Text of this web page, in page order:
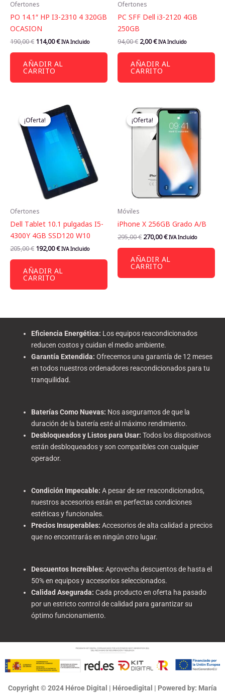
Ofertones
PO 14.1″ HP I3-2310 4 320GB
OCASION
190,00€ 114,00€ IVA Incluido
AÑADIR AL
CARRITO
Ofertones
PC SFF Dell i3-2120 4GB
250GB
94,00€ 2,00€ IVA Incluido
AÑADIR AL
CARRITO
¡Oferta!
¡Oferta!
Ofertones
Dell Tablet 10.1 pulgadas I5-
4300Y 4GB SSD120 W10
205,00€
precio
original
era:
205,00 €.
192,00€
El
precio
actual
es:
192,00 €.
IVA Incluido
AÑADIR AL
CARRITO
¡Oferta!
¡Oferta!
Móviles
iPhone X 256GB Grado A/B
295,00€
El
precio
original
era:
295,00 €.
270,00€
El
precio
actual
es:
270,00 €.
IVA Incluido
AÑADIR AL
CARRITO
Eficiencia Energética: Los equipos reacondicionados
reducen costos y cuidan el medio ambiente.
Garantía Extendida: Ofrecemos una garantía de 12 meses
en todos nuestros ordenadores reacondicionados para tu
tranquilidad.
Baterías Como Nuevas: Nos aseguramos de que la
duración de la batería esté al máximo rendimiento.
Desbloqueados y Listos para Usar: Todos los dispositivos
están desbloqueados y son compatibles con cualquier
operador.
Condición Impecable: A pesar de ser reacondicionados,
nuestros accesorios están en perfectas condiciones
estéticas y funcionales.
Precios Insuperables: Accesorios de alta calidad a precios
que no encontrarás en ningún otro lugar.
Descuentos Increíbles: Aprovecha descuentos de hasta el
50% en equipos y accesorios seleccionados.
Calidad Asegurada: Cada producto en oferta ha pasado
por un estricto control de calidad para garantizar su
óptimo funcionamiento.
Copyright © 2024 Héroe Digital | Héroedigital | Powered by: María